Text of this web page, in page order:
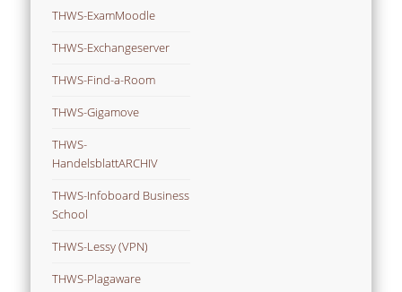
THWS-ExamMoodle
THWS-Exchangeserver
THWS-Find-a-Room
THWS-Gigamove
THWS-
HandelsblattARCHIV
THWS-Infoboard Business
School
THWS-Lessy (VPN)
THWS-Plagaware